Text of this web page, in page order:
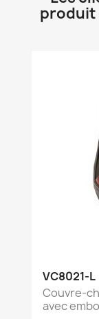
produit
VC8021-L
Couvre-
avec